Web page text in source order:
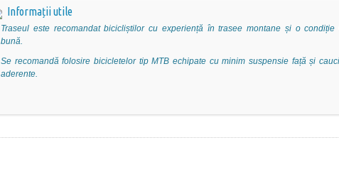
Informații utile
Traseul este recomandat bicicliștilor cu experiență în trasee montane și o condiție
bună.
Se recomandă folosire bicicletelor tip MTB echipate cu minim suspensie față și
aderente.